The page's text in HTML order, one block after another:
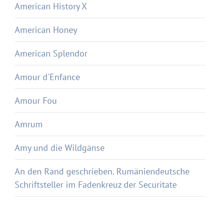
American History X
American Honey
American Splendor
Amour d'Enfance
Amour Fou
Amrum
Amy und die Wildgänse
An den Rand geschrieben. Rumäniendeutsche
Schriftsteller im Fadenkreuz der Securitate